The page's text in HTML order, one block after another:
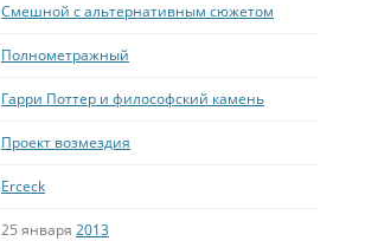
Смешной с альтернативным сюжетом
Полнометражный
Гарри Поттер и философский камень
Проект возмездия
Erceck
25 января 2013